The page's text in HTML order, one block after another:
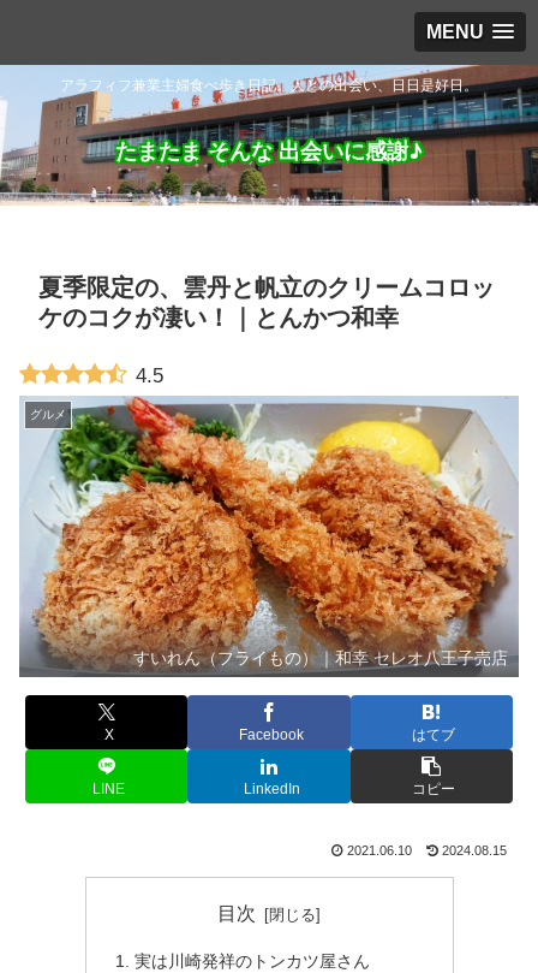
MENU
アラフィフ兼業主婦食べ歩き日記。人との出会い、日日是好日。
たまたま そんな 出会いに感謝♪
夏季限定の、雲丹と帆立のクリームコロッ
ケのコクが凄い！｜とんかつ和幸
4.5
グルメ
すいれん（フライもの）｜和幸 セレオ八王子売店
X Facebook はてブ
LINE LinkedIn コピー
2021.06.10 2024.08.15
目次
実は川崎発祥のトンカツ屋さん